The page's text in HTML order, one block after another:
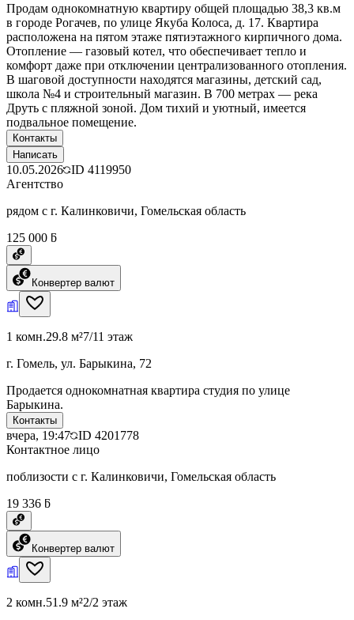
Продам однокомнатную квартиру общей площадью 38,3 кв.м
в городе Рогачев, по улице Якуба Колоса, д. 17. Квартира
расположена на пятом этаже пятиэтажного кирпичного дома.
Отопление — газовый котел, что обеспечивает тепло и
комфорт даже при отключении централизованного отопления.
В шаговой доступности находятся магазины, детский сад,
школа №4 и строительный магазин. В 700 метрах — река
Друть с пляжной зоной. Дом тихий и уютный, имеется
подвальное помещение.
Контакты
Написать
10.05.2026 ID 4119950
Агентство
рядом с г. Калинковичи, Гомельская область
125 000 ƃ
Конвертер валют
1 комн.29.8 м²7/11 этаж
г. Гомель, ул. Барыкина, 72
Продается однокомнатная квартира студия по улице
Барыкина.
Контакты
вчера, 19:47 ID 4201778
Контактное лицо
поблизости с г. Калинковичи, Гомельская область
19 336 ƃ
Конвертер валют
2 комн.51.9 м²2/2 этаж